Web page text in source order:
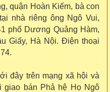
quận Hoàn Kiếm, bà con
nhà riêng ông Ngô Vui,
phố Dương Quảng Hàm,
Giấy, Hà Nội. Điện thoại
đây trên mạng xã hội và
giao bán Phả hệ Họ Ngô